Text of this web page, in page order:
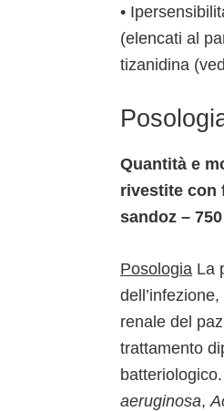
•
(elencati al
tizanidina
Quantità e
rivestite con
sandoz –
Posologia La
renale del
trattamento
aeruginosa,